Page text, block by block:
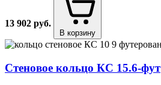
13 902 руб.
В корзину
Стеновое кольцо КС 15.6⁠-⁠фут